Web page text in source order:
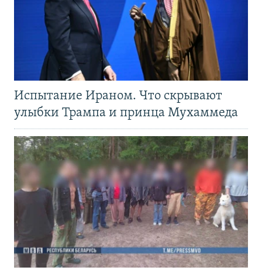
Испытание Ираном. Что скрывают
улыбки Трампа и принца Мухаммеда